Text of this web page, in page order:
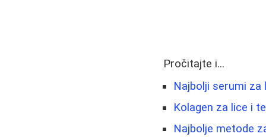
Pročitajte i...
Najbolji serumi
Kolagen za lice i
Najbolje metode